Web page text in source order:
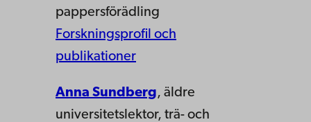
pappersförädling
Forskningsprofil och
publikationer
Anna Sundberg, äldre
universitetslektor, trä- och